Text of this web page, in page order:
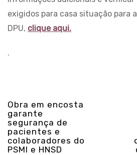
exigidos para casa situação para
DPU, clique aqui.
.
Obra em encosta
garante
segurança de
pacientes e
colaboradores do
PSMI e HNSD